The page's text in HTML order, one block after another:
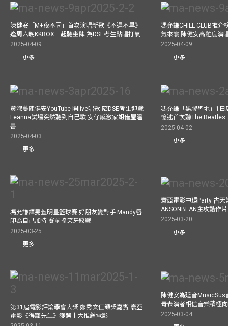
陳健安「M+夜不同」首次演唱新歌《不遲不早》
逢周六晚KKBOX一起聽坐陣 為DSE考生點唱打氣
2025-04-09
更多
馮允謙CHILL CLUB推介
氣來襲 陳健安高難度演
2025-04-09
更多
黃淑蔓陳健安YouTube 開live唱歌 陪DSE考生迎戰
Feanna試場突然聽到自己歌 安仔感激家姐借屋溫
書
2025-04-03
更多
馮允謙「黑膠聖地」1日
憶述首次聽The Beatles
2025-04-02
更多
馮允謙譚旻萱明星籃球賽 好朋友變對手 Mandy唇
印為自己加持 賽前搞笑牙骹戰
2025-03-25
更多
寰亞電影中環Party 古
ANSONBEAN主攻動作
2025-03-20
更多
第31屆電影評論學會大獎 鄭秀文任頒獎嘉賓 寰亞
電影《得寵先生》獲選十大推薦電影
陳健安為延音MusicSus
青表演者相信音樂積極
2025-03-04